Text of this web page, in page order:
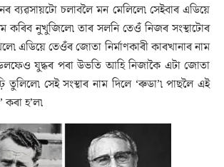
চলাবলৈ মন মেলিলে৷ সেইবাৰ এডিয়ে
কৰিব নুখুজিলে৷ তাৰ সলনি তেওঁ নিজৰ সংস্থাটোৰ
এডিয়ে তেওঁৰ জোতা নিৰ্মাণকাৰী কাৰখানাৰ নাম
যুদ্ধৰ পৰা উভতি আহি নিজাকৈ এটা জোতা
তুলিলে৷ সেই সংস্থাৰ নাম দিলে ‘ৰুডা’৷ পাছলৈ এই
কৰা হ’ল৷